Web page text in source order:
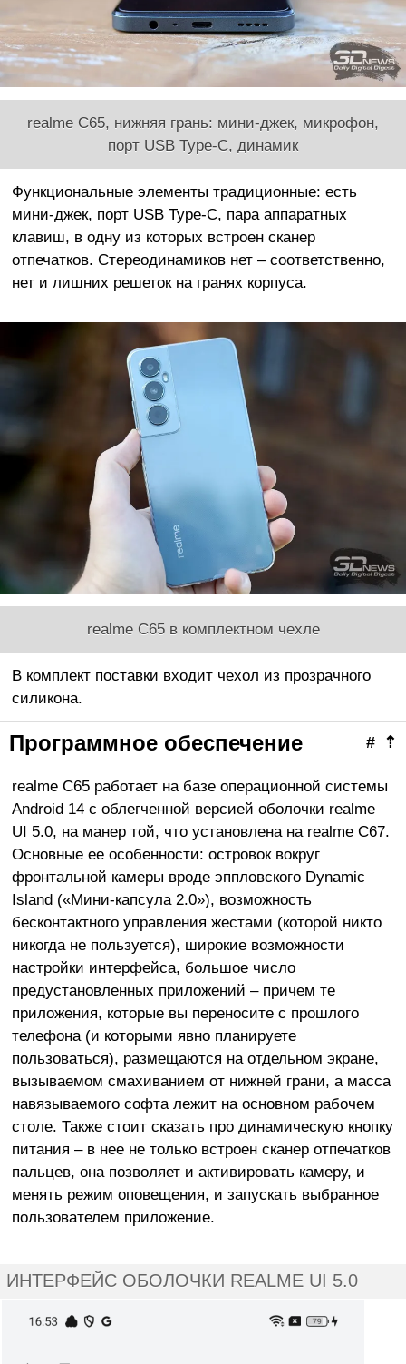
realme С65, нижняя грань: мини-джек, микрофон,
порт USB Type-C, динамик
Функциональные элементы традиционные: есть
мини-джек, порт USB Type-C, пара аппаратных
клавиш, в одну из которых встроен сканер
отпечатков. Стереодинамиков нет – соответственно,
нет и лишних решеток на гранях корпуса.
realme C65 в комплектном чехле
В комплект поставки входит чехол из прозрачного
силикона.
⇡
#
Программное обеспечение
realme C65 работает на базе операционной системы
Android 14 с облегченной версией оболочки realme
UI 5.0, на манер той, что установлена на realme C67.
Основные ее особенности: островок вокруг
фронтальной камеры вроде эппловского Dynamic
Island («Мини-капсула 2.0»), возможность
бесконтактного управления жестами (которой никто
никогда не пользуется), широкие возможности
настройки интерфейса, большое число
предустановленных приложений – причем те
приложения, которые вы переносите с прошлого
телефона (и которыми явно планируете
пользоваться), размещаются на отдельном экране,
вызываемом смахиванием от нижней грани, а масса
навязываемого софта лежит на основном рабочем
столе. Также стоит сказать про динамическую кнопку
питания – в нее не только встроен сканер отпечатков
пальцев, она позволяет и активировать камеру, и
менять режим оповещения, и запускать выбранное
пользователем приложение.
ИНТЕРФЕЙС ОБОЛОЧКИ REALME UI 5.0